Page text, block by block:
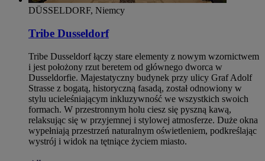
DÜSSELDORF, Niemcy
Tribe Dusseldorf
Tribe Dusseldorf łączy stare elementy z nowym wzornictwem
i jest położony rzut beretem od głównego dworca w
Dusseldorfie. Majestatyczny budynek przy ulicy Graf Adolf
Strasse z bogatą, historyczną fasadą, został odnowiony w
stylu ucieleśniającym inkluzywność we wszystkich swoich
formach. W przestronnym holu ciesz się pyszną kawą,
relaksując się w przyjemnej i stylowej atmosferze. Duże okna
wypełniają przestrzeń naturalnym oświetleniem, podkreślając
wystrój i widok na tętniące życiem miasto.